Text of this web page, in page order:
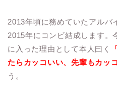
2013年頃に務めていたアルバ
2015年にコンビ結成します。
に入った理由として本人曰く
たらカッコいい、先輩もカッ
う。